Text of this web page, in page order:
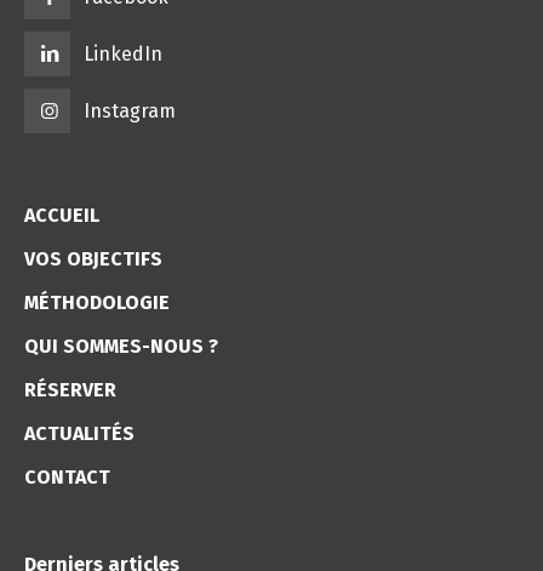
LinkedIn
Instagram
ACCUEIL
VOS OBJECTIFS
MÉTHODOLOGIE
QUI SOMMES-NOUS ?
RÉSERVER
ACTUALITÉS
CONTACT
Derniers articles